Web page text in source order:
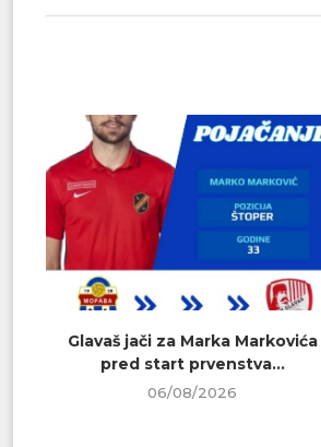
Glavaš jači za Marka Markovića
pred start prvenstva...
06/08/2026